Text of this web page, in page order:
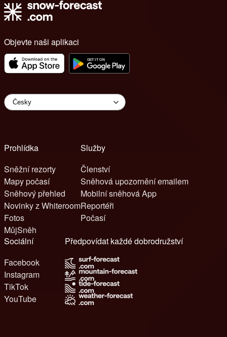
Objevte naši aplikaci
Prohlídka
Sněžní rezorty
Mapy počasí
Sněhový přehled
Novinky z Whiteroom
Fotos
MůjSněh
Služby
Členství
Sněhová upozornění emailem
Mobilní sněhová App
Reportéři
Počasí
Sociální
Facebook
Instagram
TikTok
YouTube
Předpovídat každé dobrodružství